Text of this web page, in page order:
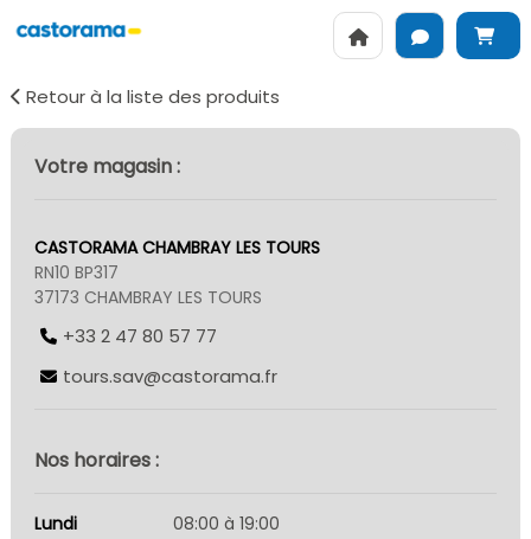
Retour à la liste des produits
Votre magasin :
CASTORAMA CHAMBRAY LES TOURS
RN10 BP317
37173 CHAMBRAY LES TOURS
+33 2 47 80 57 77
tours.sav@castorama.fr
Nos horaires :
Lundi 08:00 à 19:00